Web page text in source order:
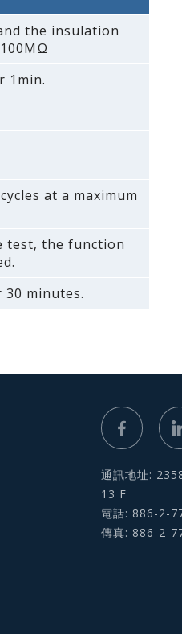
the insulation
1min.
at a maximum
test‚ the function
minutes.
通訊地址:
13 F
電話: 886-2-
傳真: 886-2-